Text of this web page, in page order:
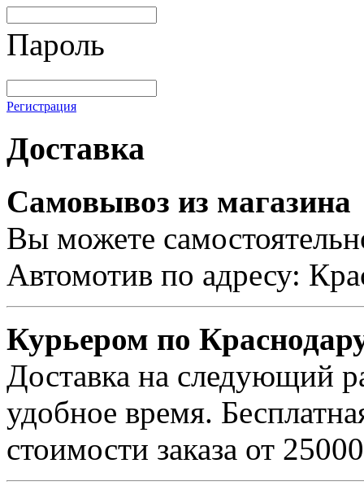
Пароль
Регистрация
Доставка
Самовывоз из магазина
Вы можете
Автомотив по адресу:
Курьером по
Доставка на следующий
удобное время.
стоимости заказа от